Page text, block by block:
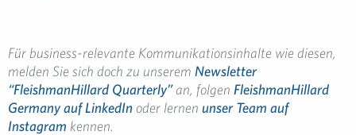
Für business-relevante Kommunikationsinhalte wie diesen,
melden Sie sich doch zu unserem Newsletter
“FleishmanHillard Quarterly”an, folgen FleishmanHillard
Germany auf LinkedIn oder lernen unser Team auf
Instagram kennen.